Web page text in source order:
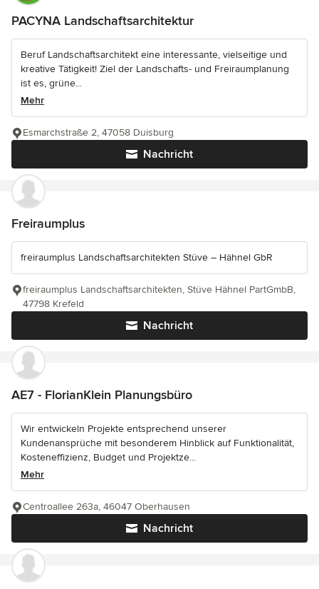
PACYNA Landschaftsarchitektur
Beruf Landschaftsarchitekt eine interessante, vielseitige und
kreative Tätigkeit! Ziel der Landschafts- und Freiraumplanung
ist es, grüne...
Mehr
Nachricht
Esmarchstraße 2, 47058 Duisburg
Freiraumplus
freiraumplus Landschaftsarchitekten Stüve – Hähnel GbR
Nachricht
freiraumplus Landschaftsarchitekten, Stüve Hähnel PartGmbB,
47798 Krefeld
AE7 - FlorianKlein Planungsbüro
Wir entwickeln Projekte entsprechend unserer
Kundenansprüche mit besonderem Hinblick auf Funktionalität,
Kosteneffizienz, Budget und Projektze...
Mehr
Nachricht
Centroallee 263a, 46047 Oberhausen